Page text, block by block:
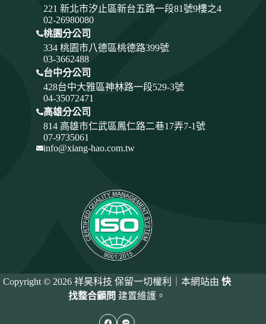
221 新北市汐止區新台五路一段81號9樓之4
02-26980080
桃園分公司
334 桃園市八德區桃德路399號
03-3662488
台中分公司
428台中大雅區神林路一段529-3號
04-35072471
高雄分公司
814 高雄市仁武區鳳仁路二巷17弄7-1號
07-9735061
info@xiang-hao.com.tw
Copyright © 2026 祥昊科技 保留一切權利｜本網站由快
找整合顧問 建置維護。